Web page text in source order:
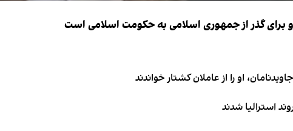
برای گذر از جمهوری اسلامی به حکومت اسلامی است
او را از عاملان کشتار خواندند